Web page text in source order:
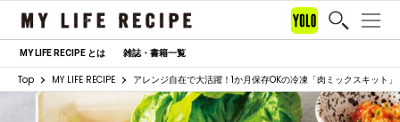
MY LIFE RECIPE とは 雑誌・書籍一覧
Top MY LIFE RECIPE アレンジ自在で大活躍！1か月保存OKの冷凍「肉ミックスキット